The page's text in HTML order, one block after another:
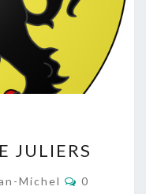
JULIERS
Michel
0